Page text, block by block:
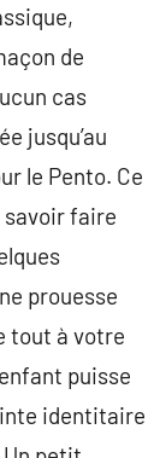
de
cas
jusqu’au
le Pento. Ce
savoir faire
prouesse
tout à votre
puisse
identitaire